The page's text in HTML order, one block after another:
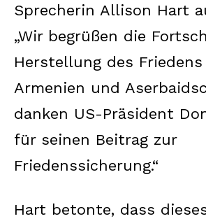
Sprecherin Allison Hart
„Wir begrüßen die
Herstellung des
Armenien und
danken US-Präsident
für seinen Beitrag zur
Friedenssicherung.“
Hart betonte, dass